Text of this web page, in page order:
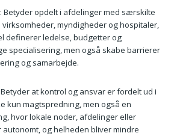
: Betyder opdelt i afdelinger med særskilte
virksomheder, myndigheder og hospitaler,
definerer ledelse, budgetter og
specialisering, men også skabe barrierer
og samarbejde.
at kontrol og ansvar er fordelt ud i
kun magtspredning, men også en
hvor lokale noder, afdelinger eller
og helheden bliver mindre